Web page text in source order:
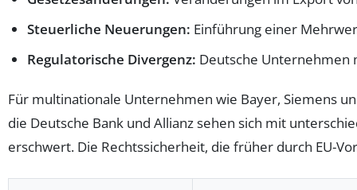
Steuerliche Neuerungen: Einführung einer
Regulatorische Divergenz: Deutsche Unternehmen
Für multinationale Unternehmen wie Bayer, Siemens
die Deutsche Bank und Allianz sehen sich mit
erschwert. Die Rechtssicherheit, die früher durch EU-